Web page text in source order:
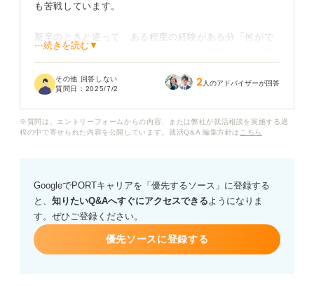
も苦戦しています。
新卒のときと違って、ある程度の経験がある分「何がで
きるか」はあるはずなのに、それをどう言語化すれば良
ように感じて、自信が持てないまま時間だけが過ぎてい
転職活動において、自己分析がうまくできないのはどん
⋯続きを読む▼
その他 回答しない
質問日： 2025/7/2 2 人のアドバイザーが回答
※質問は、エントリーフォームからの内容、または弊社が就活相談を実施する過
程の中で寄せられた内容を公開しています。就活Q&A 編集方針は こちら
GoogleでPORTキャリアを「優先するソース」に登録する
と、 知りたいQ&Aへすぐにアクセスできるようになりま
す。ぜひご登録ください。
優先ソースに登録する